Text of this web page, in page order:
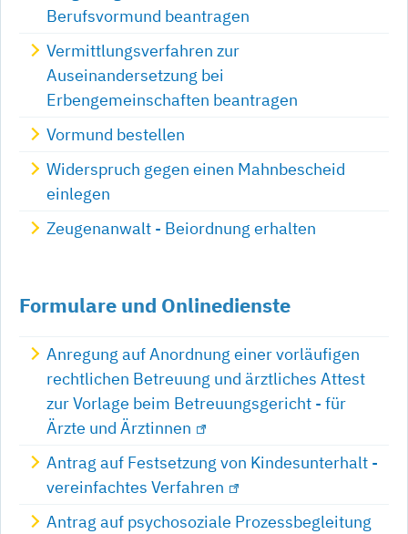
Berufsvormund beantragen
Vermittlungsverfahren zur
Auseinandersetzung bei
Erbengemeinschaften beantragen
Vormund bestellen
Widerspruch gegen einen Mahnbescheid
einlegen
Zeugenanwalt - Beiordnung erhalten
Formulare und Onlinedienste
Anregung auf Anordnung einer vorläufigen
rechtlichen Betreuung und ärztliches Attest
zur Vorlage beim Betreuungsgericht - für
Ärzte und Ärztinnen
Antrag auf Festsetzung von Kindesunterhalt -
vereinfachtes Verfahren
Antrag auf psychosoziale Prozessbegleitung